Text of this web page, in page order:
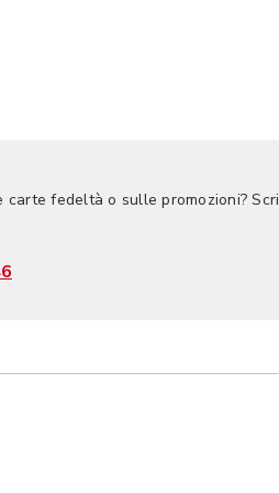
fedeltà o sulle promozioni?